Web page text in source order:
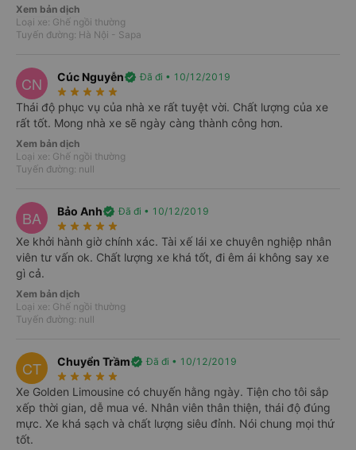
directions_bus
Chưa có lịch chạy của ngày này
Lợi ích khi đặt Vexere
Xem bản dịch
Loại xe: Ghế ngồi thường
Tuyến đường: Hà Nội - Sapa
CN Cúc Nguyễnverified Đã đi • 10/12/2019
star_rate star_rate star_rate star_rate star_rate
Thái độ phục vụ của nhà xe rất tuyệt vời. Chất lượng của xe
rất tốt. Mong nhà xe sẽ ngày càng thành công hơn.
Xem bản dịch
Loại xe: Ghế ngồi thường
Tuyến đường: null
BA Bảo Anhverified Đã đi • 10/12/2019
star_rate star_rate star_rate star_rate star_rate
Xe khởi hành giờ chính xác. Tài xế lái xe chuyên nghiệp nhân
viên tư vấn ok. Chất lượng xe khá tốt, đi êm ái không say xe
gì cả.
Xem bản dịch
Loại xe: Ghế ngồi thường
Tuyến đường: null
CT Chuyển Trầmverified Đã đi • 10/12/2019
star_rate star_rate star_rate star_rate star_rate
Xe Golden Limousine có chuyến hằng ngày. Tiện cho tôi sắp
xếp thời gian, dễ mua vé. Nhân viên thân thiện, thái độ đúng
mực. Xe khá sạch và chất lượng siêu đỉnh. Nói chung mọi thứ
tốt.